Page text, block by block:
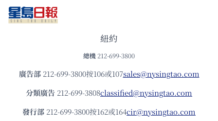
紐約
總機 212-699-3800
廣告部212-699-3800按106或107sales@nysingtao.com
分類廣告 212-699-3808classified@nysingtao.com
發⾏部 212-699-3800按162或164cir@nysingtao.com